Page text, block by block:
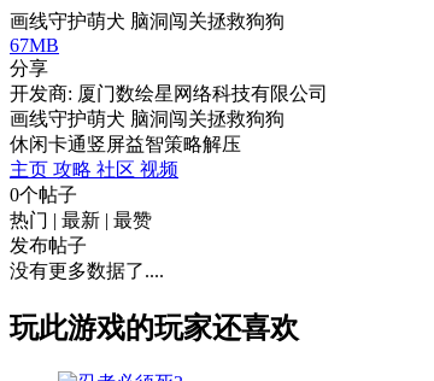
画线守护萌犬 脑洞闯关拯救狗狗
67MB
分享
开发商: 厦门数绘星网络科技有限公司
画线守护萌犬 脑洞闯关拯救狗狗
休闲卡通竖屏益智策略解压
主页 攻略 社区 视频
0个帖子
热门 | 最新 | 最赞
发布帖子
没有更多数据了....
玩此游戏的玩家还喜欢